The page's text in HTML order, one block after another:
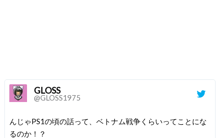
GLOSS
@GLOSS1975
んじゃPS1の頃の話って、ベトナム戦争くらいってことにな
るのか！？